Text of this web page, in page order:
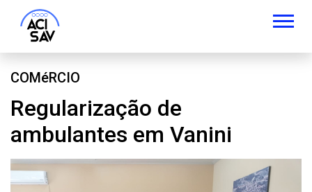
COMéRCIO
Regularização de
ambulantes em Vanini